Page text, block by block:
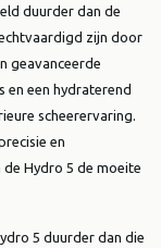
duurder dan de
zijn door
geavanceerde
en een hydraterend
scheerervaring.
en
Hydro 5 de moeite
5 duurder dan die